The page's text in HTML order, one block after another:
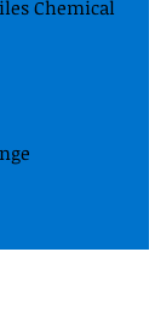
Chemical